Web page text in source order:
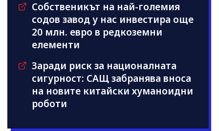
Собственикът на най-големия
содов завод у нас инвестира още
20 млн. евро в редкоземни
елементи
Заради риск за националната
сигурност: САЩ забранява вноса
на новите китайски хуманоидни
роботи